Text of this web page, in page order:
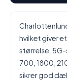
hvilket giver
størrelse.
700, 1800,
sikrer god